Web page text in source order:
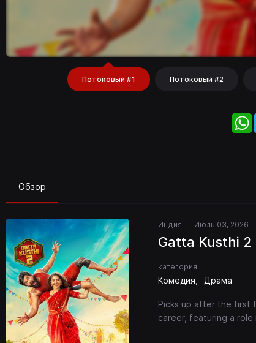
Потоковый #1 Потоковый #2
Обзор
Индия Июль 03, 2026
Gatta Kusthi 2
категория
Комедия Драма
Picks up after the first
career, featuring a role